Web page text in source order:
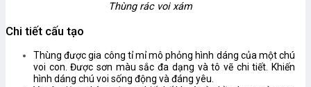
Thùng rác voi xám
Chi tiết cấu tạo
Thùng được gia công tỉ mỉ mô phỏng hình dáng của một chú
voi con. Được sơn màu sắc đa dạng và tô vẽ chi tiết. Khiến
hình dáng chú voi sống động và đáng yêu.